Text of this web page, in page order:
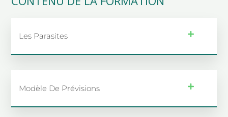
Les Parasites
Modèle De Prévisions